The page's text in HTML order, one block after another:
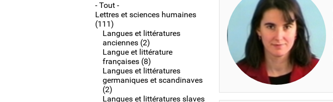
- Tout -
Lettres et sciences humaines
(111)
Langues et littératures
anciennes (2)
Langue et littérature
françaises (8)
Langues et littératures
germaniques et scandinaves
(2)
Langues et littératures slaves